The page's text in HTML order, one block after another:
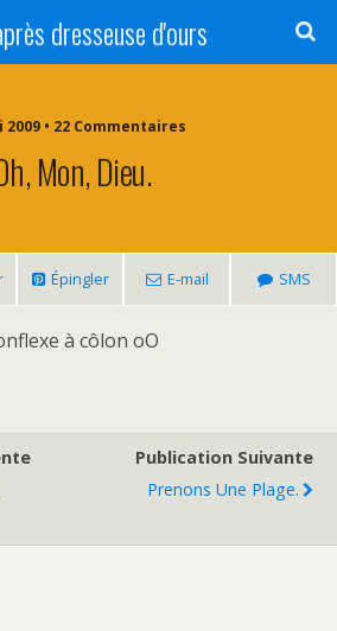
dresseuse d'ours
2009 • 22 Commentaires
Mon, Dieu.
Épingler E-mail SMS
à côlon oO
Publication Suivante
Prenons Une Plage.